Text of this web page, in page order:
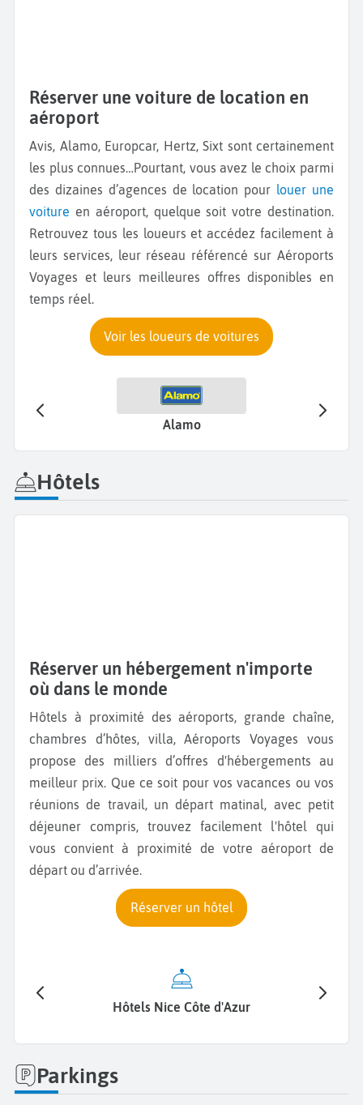
Réserver une voiture de location en
aéroport
Avis, Alamo, Europcar, Hertz, Sixt sont certainement
les plus connues…Pourtant, vous avez le choix parmi
des dizaines d’agences de location pour
louer une
voiture en aéroport, quelque soit votre destination.
Retrouvez tous les loueurs et accédez facilement à
leurs services, leur réseau référencé sur Aéroports
Voyages et leurs meilleures offres disponibles en
temps réel.
Voir les loueurs de voitures
Alamo
Hôtels
Réserver un hébergement n'importe
où dans le monde
Hôtels à proximité des aéroports, grande chaîne,
chambres d’hôtes, villa, Aéroports Voyages vous
propose des milliers d’offres d'hébergements au
meilleur prix. Que ce soit pour vos vacances ou vos
réunions de travail, un départ matinal, avec petit
déjeuner compris, trouvez facilement l'hôtel qui
vous convient à proximité de votre aéroport de
départ ou d’arrivée.
Réserver un hôtel
Hôtels Nice Côte d'Azur
Parkings